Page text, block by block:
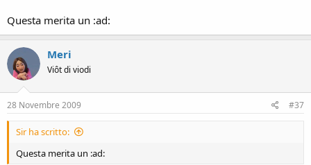
Questa merita un :ad:
Meri
Viôt di viodi
28 Novembre 2009 #37
Sir ha scritto:
Questa merita un :ad: